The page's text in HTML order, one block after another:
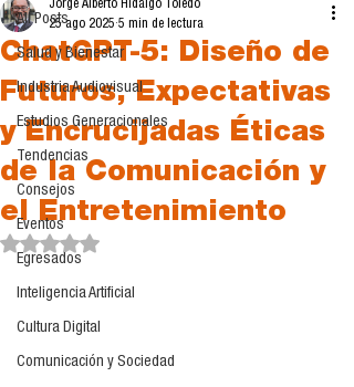
All Posts
Salud y Bienestar
Industria Audiovisual
Estudios Generacionales
Tendencias
Consejos
Eventos
Egresados
Inteligencia Artificial
Cultura Digital
Comunicación y Sociedad
ChatGPT-5: Diseño de
Futuros, Expectativas
y Encrucijadas Éticas
de la Comunicación y
el Entretenimiento
Jorge Alberto Hidalgo Toledo
25 ago 2025 5 min de lectura
Obtuvo NaN de 5 estrellas.